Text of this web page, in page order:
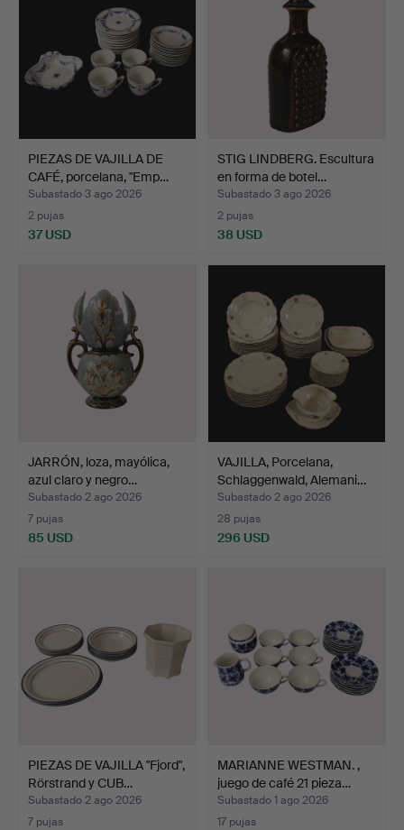
PIEZAS DE VAJILLA DE
CAFÉ, porcelana, "Emp…
Subastado 3 ago 2026
2 pujas
37 USD
STIG LINDBERG. Escultura
en forma de botel…
Subastado 3 ago 2026
2 pujas
38 USD
JARRÓN, loza, mayólica,
azul claro y negro…
Subastado 2 ago 2026
7 pujas
85 USD
VAJILLA, Porcelana,
Schlaggenwald, Alemani…
Subastado 2 ago 2026
28 pujas
296 USD
PIEZAS DE VAJILLA "Fjord",
Rörstrand y CUB…
Subastado 2 ago 2026
7 pujas
MARIANNE WESTMAN. ,
juego de café 21 pieza…
Subastado 1 ago 2026
17 pujas